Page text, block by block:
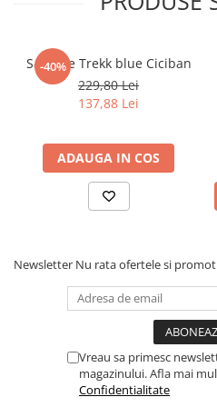
Rochite maneca lunga
Rochite maneca scurta
Set 2/3 piese maneca lunga
Set tricou maneca scurta/Pantalon
Trening 2/3 piese primavara
Tricouri maneca lunga
-40%
Sandale Trekk blue Ciciban
229,80 Lei
137,88 Lei
ADAUGA IN COS
Newsletter Nu rata ofertele si
Vreau sa primesc
magazinului. Afla mai
Confidentialitate